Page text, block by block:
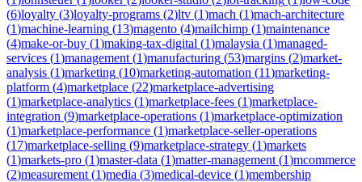
(6)loyalty (3)loyalty-programs (2)ltv (1)mach (1)mach-architecture
(1)machine-learning (13)magento (4)mailchimp (1)maintenance
(4)make-or-buy (1)making-tax-digital (1)malaysia (1)managed-
services (1)management (1)manufacturing (53)margins (2)market-
analysis (1)marketing (10)marketing-automation (11)marketing-
platform (4)marketplace (22)marketplace-advertising
(1)marketplace-analytics (1)marketplace-fees (1)marketplace-
integration (9)marketplace-operations (1)marketplace-optimization
(1)marketplace-performance (1)marketplace-seller-operations
(17)marketplace-selling (9)marketplace-strategy (1)markets
(1)markets-pro (1)master-data (1)matter-management (1)mcommerce
(2)measurement (1)media (3)medical-device (1)membership